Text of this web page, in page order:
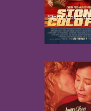
Stone Cold Fox